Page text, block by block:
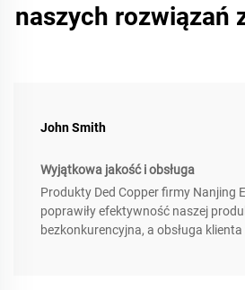
naszych rozwiązań
John Smith
Wyjątkowa jakość i obsługa
Produkty Ded Copper firmy Nanjing
poprawiły efektywność naszej
bezkonkurencyjna, a obsługa